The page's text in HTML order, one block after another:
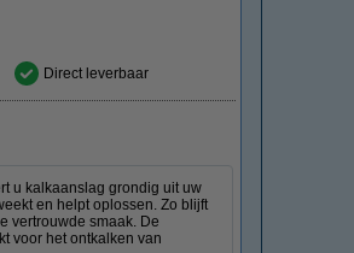
Direct leverbaar
u kalkaanslag grondig uit uw
en helpt oplossen. Zo blijft
vertrouwde smaak. De
voor het ontkalken van